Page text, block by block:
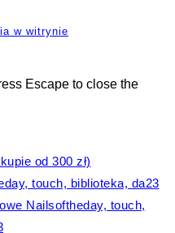
w witrynie
Escape to close the
od 300 zł)
touch, biblioteka, da23
Nailsoftheday, touch,